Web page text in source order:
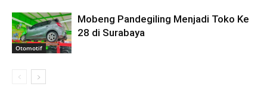
Otomotif
Mobeng Pandegiling Menjadi Toko Ke
28 di Surabaya